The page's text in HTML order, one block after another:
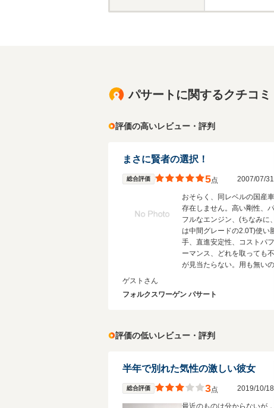
パサートに関するクチコミ
評価の高いレビュー・評判
まさに賢者の選択！
総合評価 5点 2007/07/
おそらく、同レベルの国産
存在しません。高い剛性、
フルなエンジン、(ちなみに
は中間グレードの2.0T)使い
手、直進安定性、コストパ
ーマンス、どれを取っても
が見当たらない。用も無い
てさらにGOOD！ちなみに、
す。
ゲストさん
フォルクスワーゲン パサート
評価の低いレビュー・評判
半年で別れた気性の激しい彼女
総合評価 3点 2019/10/
最近のものは分からないが